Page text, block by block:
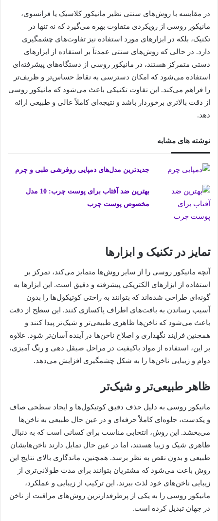
در مقایسه با روش‌های سنتی نظیر مانیکور کلاسیک یا فرانسوی،
مانیکور روسی از رویکردی متفاوت بهره می‌گیرد که نه تنها در
تکنیک، بلکه در ابزارهای مورد استفاده نیز تفاوت‌های چشمگیری
دارد. در حالی که روش‌های سنتی عمدتاً بر استفاده از ابزارهای
دستی متمرکز هستند، در مانیکور روسی از دستگاه‌های پیشرفته‌ای
استفاده می‌شود که امکان دسترسی به نقاط حساس‌تر و ظریف‌تر
را فراهم می‌کند. این تفاوت تکنیکی باعث می‌شود که مانیکور روسی
از دقت بالاتری برخوردار باشد و نتیجه‌ای کاملاً عالی و طبیعی ارائه
دهد.
نوشته های مشابه
جدیدترین مدل‌های دمپایی روفرشی طبی و چرم
بهترین ضد آفتاب برای پوست چرب: 10 مدل
مخصوص پوست چرب
تمایز در تکنیک و ابزارها
آنچه مانیکور روسی را از سایر روش‌ها متمایز می‌کند، تمرکز بر
استفاده از ابزارهای الکتریکی پیشرفته و دقیق است. این ابزارها به
گونه‌ای طراحی شده‌اند که بتوانند به راحتی کوتیکول‌ها را بدون
آسیب رساندن به بافت‌های اطراف پاکسازی کنند. این سطح از دقت
باعث می‌شود که ناخن‌ها ظاهری طبیعی‌تر و شیک‌تر پیدا کنند و
همچنین فرایند نگهداری و اصلاح ناخن‌ها در آینده آسان‌تر شود. علاوه
بر این، استفاده از مواد باکیفیت در مراحل صیقل دهی و رنگ آمیزی،
دوام و زیبایی ناخن‌ها را به شکل چشمگیری افزایش می‌دهد.
ظاهر طبیعی‌تر و شیک‌تر
مانیکور روسی به دلیل حذف دقیق کوتیکول‌ها و ایجاد سطحی صاف
و یکدست، جلوه‌ای کاملاً حرفه‌ای و در عین حال طبیعی به ناخن‌ها
می‌بخشد. این روش، انتخابی مناسب برای کسانی است که به دنبال
ظاهری شیک و زیبا هستند، اما در عین حال تمایل دارند ناخن‌هایشان
طبیعی و بدون نقص به نظر برسد. همچنین، ماندگاری بالای نتایج این
روش باعث می‌شود که مشتریان بتوانند برای مدت طولانی‌تری از
زیبایی ناخن‌های خود لذت ببرند. این ترکیب از زیبایی و عملکرد،
مانیکور روسی را به یکی از پرطرفدارترین روش‌های مراقبت از ناخن
در جهان تبدیل کرده است.